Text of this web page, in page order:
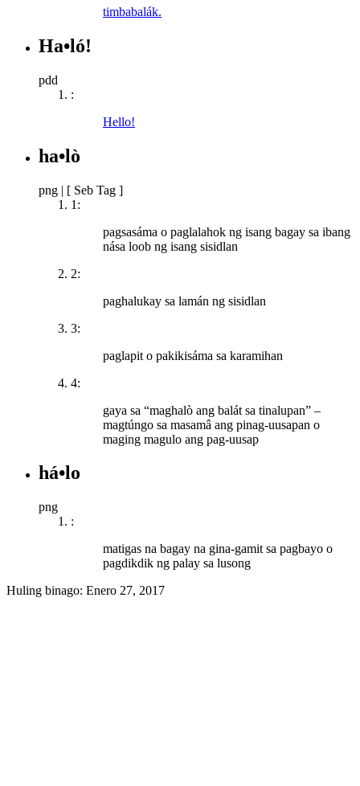
timbabalák.
Ha•ló!
pdd
:
Hello!
ha•lò
png | [ Seb Tag ]
1:
pagsasáma o paglalahok ng isang bagay sa ibang
nása loob ng isang sisidlan
2:
paghalukay sa lamán ng sisidlan
3:
paglapit o pakikisáma sa karamihan
4:
gaya sa “maghalò ang balát sa tinalupan” –
magtúngo sa masamâ ang pinag-uusapan o
maging magulo ang pag-uusap
há•lo
png
:
matigas na bagay na gina-gamit sa pagbayo o
pagdikdik ng palay sa lusong
Huling binago: Enero 27, 2017